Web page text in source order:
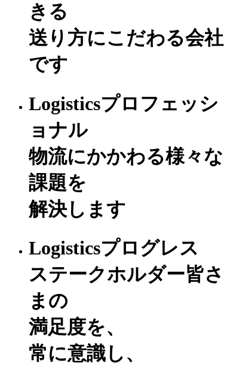
きる
送り方にこだわる会社
です
Logisticsプロフェッシ
ョナル
物流にかかわる様々な
課題を
解決します
Logisticsプログレス
ステークホルダー皆さ
まの
満足度を、
常に意識し、